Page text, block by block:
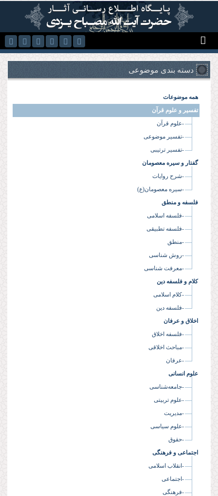
رفتن به محتوای اصلی
دسته بندی موضوعی
همه موضوعات
تفسیر و علوم قرآن
-علوم قرآن
-تفسیر موضوعی
-تفسیر ترتیبی
گفتار و سیره معصومان
-شرح روایات
-سیره معصومان(ع)
فلسفه و منطق
-فلسفه اسلامی
-فلسفه تطبیقی
-منطق
-روش شناسی
-معرفت شناسی
کلام و فلسفه دین
-کلام اسلامی
-فلسفه دین
اخلاق و عرفان
-فلسفه اخلاق
-مباحث اخلاقی
-عرفان
علوم انسانی
-جامعه‌شناسی
-علوم تربیتی
-مدیریت
-علوم سیاسی
-حقوق
اجتماعی و فرهنگی
-انقلاب اسلامی
-اجتماعی
-فرهنگی